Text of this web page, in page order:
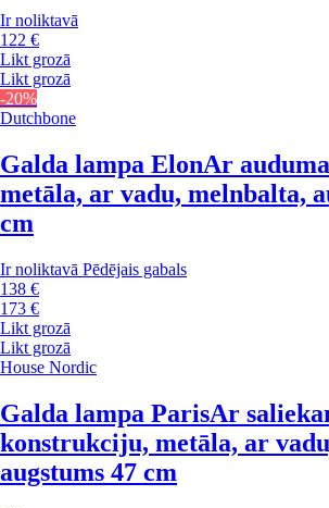
Ir noliktavā
122 €
Likt grozā
Likt grozā
-20%
Dutchbone
Galda lampa ElonAr
metāla, ar vadu, melnbalta,
cm
Ir noliktavā Pēdējais gabals
138 €
173 €
Likt grozā
Likt grozā
House Nordic
Galda lampa ParisAr
konstrukciju, metāla, ar
augstums 47 cm